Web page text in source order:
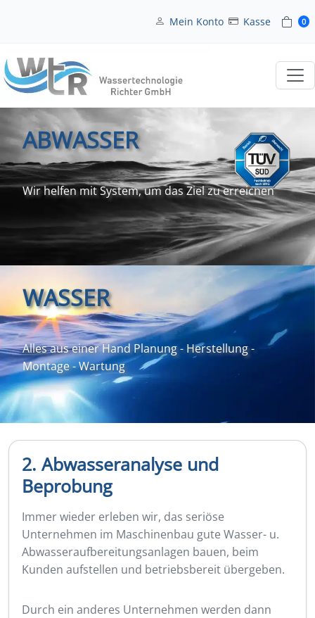
Mein Konto Kasse 0
ABWASSER
Wir helfen mit System, um das Ziel zu erreichen
WASSER
Alles aus einer Hand Planung - Herstellung -
Montage - Wartung
2. Abwasseranalyse und
Beprobung
Immer wieder erleben wir, das seriöse
Unternehmen im Maschinenbau gute Wasser- u.
Abwasseraufbereitungsanlagen bauen, beim
Kunden aufstellen und betriebsbereit übergeben.
Durch ein anderes Unternehmen werden dann